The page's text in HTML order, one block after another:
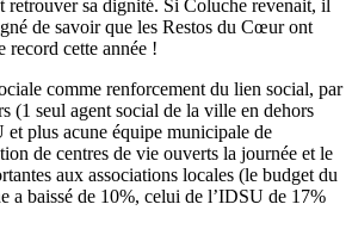
retrouver sa dignité. Si Coluche revenait, il
de savoir que les Restos du Cœur ont
record cette année !
comme renforcement du lien social, par
(1 seul agent social de la ville en dehors
et plus acune équipe municipale de
de centres de vie ouverts la journée et le
aux associations locales (le budget du
a baissé de 10%, celui de l’IDSU de 17%